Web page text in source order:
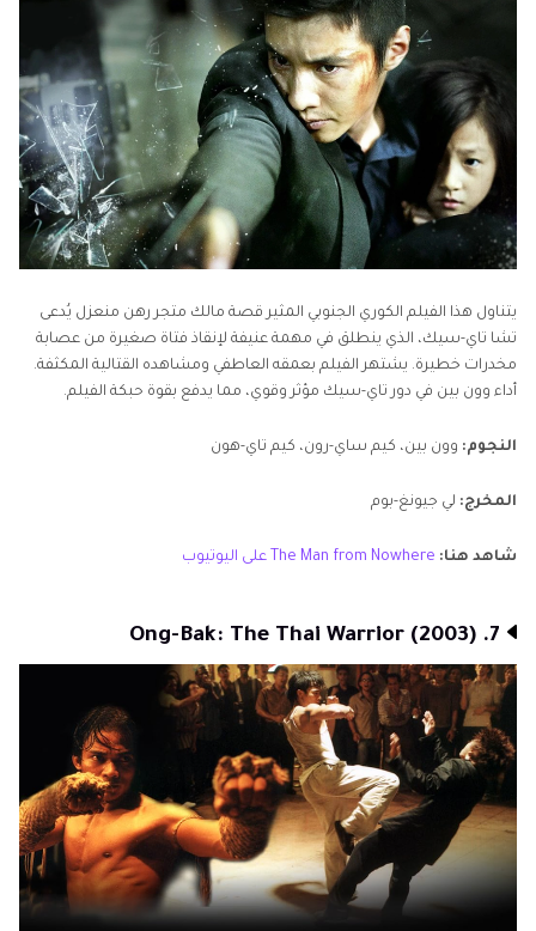
يتناول هذا الفيلم الكوري الجنوبي المثير قصة مالك متجر رهن منعزل يُدعى
تشا تاي-سيك، الذي ينطلق في مهمة عنيفة لإنقاذ فتاة صغيرة من عصابة
مخدرات خطيرة. يشتهر الفيلم بعمقه العاطفي ومشاهده القتالية المكثفة.
أداء وون بين في دور تاي-سيك مؤثر وقوي، مما يدفع بقوة حبكة الفيلم.
النجوم: وون بين، كيم ساي-رون، كيم تاي-هون
المخرج: لي جيونغ-بوم
شاهد هنا: The Man from Nowhere على اليوتيوب
7. Ong-Bak: The Thai Warrior (2003)